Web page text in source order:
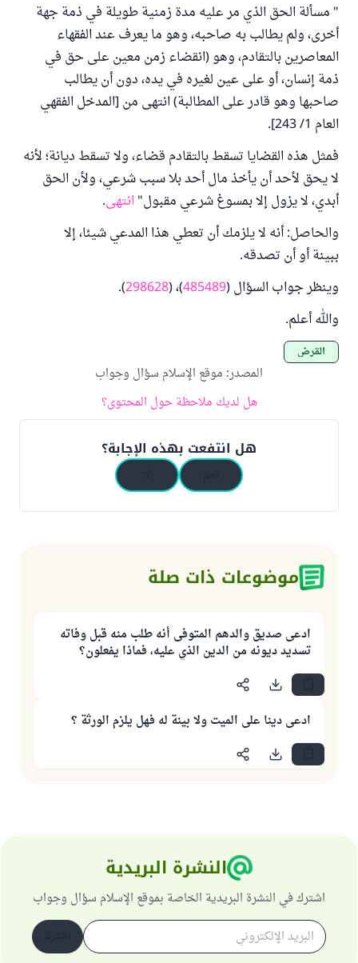
" مسألة الحق الذي مر عليه مدة زمنية طويلة في ذمة جهة
أخرى، ولم يطالب به صاحبه، وهو ما يعرف عند الفقهاء
المعاصرين بالتقادم، وهو (انقضاء زمن معين على حق في
ذمة إنسان، أو على عين لغيره في يده، دون أن يطالب
صاحبها وهو قادر على المطالبة) انتهى من [المدخل الفقهي
العام 1/ 243].
فمثل هذه القضايا تسقط بالتقادم قضاء، ولا تسقط ديانة؛ لأنه
لا يحق لأحد أن يأخذ مال أحد بلا سبب شرعي، ولأن الحق
أبدي، لا يزول إلا بمسوغ شرعي مقبول"انتهى.
والحاصل: أنه لا يلزمك أن تعطي هذا المدعي شيئا، إلا
ببينة أو أن تصدقه.
وينظر جواب السؤال (485489)، (298628
).
والله أعلم.
القرض
المصدر: موقع الإسلام سؤال وجواب
هل لديك ملاحظة حول المحتوى؟
هل انتفعت بهذه الإجابة؟
موضوعات ذات صلة
ادعى صديق والدهم المتوفى أنه طلب منه قبل وفاته
تسديد ديونه من الدين الذي عليه، فماذا يفعلون؟
ادعى دينا على الميت ولا بينة له فهل يلزم الورثة ؟
النشرة البريدية
اشترك في النشرة البريدية الخاصة بموقع الإسلام سؤال وجواب